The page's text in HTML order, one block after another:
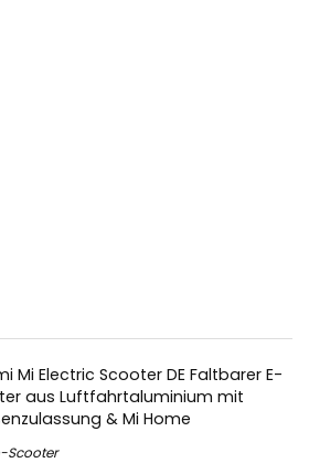
Mi Electric Scooter DE Faltbarer E-
aus Luftfahrtaluminium mit
& Mi Home
Scooter